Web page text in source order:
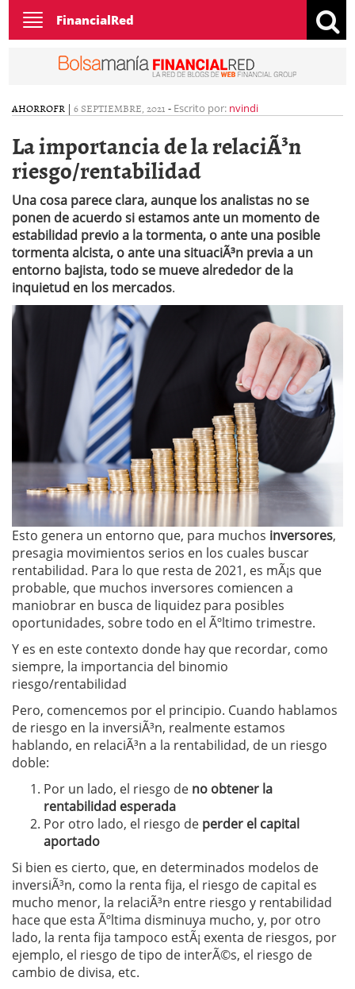
Toggle
navigation
FinancialRed
AHORROFR | 6 SEPTIEMBRE, 2021 - Escrito por: nvindi
La importancia de la relaciÃ³n
riesgo/rentabilidad
Una cosa parece clara, aunque los analistas no se
ponen de acuerdo si estamos ante un momento de
estabilidad previo a la tormenta, o ante una posible
tormenta alcista, o ante una situaciÃ³n previa a un
entorno bajista, todo se mueve alrededor de la
inquietud en los mercados.
Esto genera un entorno que, para muchos inversores,
presagia movimientos serios en los cuales buscar
rentabilidad. Para lo que resta de 2021, es mÃ¡s que
probable, que muchos inversores comiencen a
maniobrar en busca de liquidez para posibles
oportunidades, sobre todo en el Ãºltimo trimestre.
Y es en este contexto donde hay que recordar, como
siempre, la importancia del binomio
riesgo/rentabilidad
Pero, comencemos por el principio. Cuando hablamos
de riesgo en la inversiÃ³n, realmente estamos
hablando, en relaciÃ³n a la rentabilidad, de un riesgo
doble:
Por un lado, el riesgo de no obtener la
rentabilidad esperada
Por otro lado, el riesgo de perder el capital
aportado
Si bien es cierto, que, en determinados modelos de
inversiÃ³n, como la renta fija, el riesgo de capital es
mucho menor, la relaciÃ³n entre riesgo y rentabilidad
hace que esta Ãºltima disminuya mucho, y, por otro
lado, la renta fija tampoco estÃ¡ exenta de riesgos, por
ejemplo, el riesgo de tipo de interÃ©s, el riesgo de
cambio de divisa, etc.